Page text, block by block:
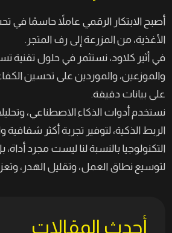
أصبح الابتكار الرقمي عاملاً حاسمًا في
الأغذية، من المزرعة إلى رف المتجر.
في أثير كلاود، نستثمر في حلول تقنية
والموزعين، والموردين على تحسين
على بيانات دقيقة.
نستخدم أدوات الذكاء الاصطناعي،
الربط الذكية، لتوفير تجربة أكثر شفافية
التكنولوجيا بالنسبة لنا ليست مجرد
لتوسيع نطاق العمل، وتقليل الهدر،
أحدث المقالات